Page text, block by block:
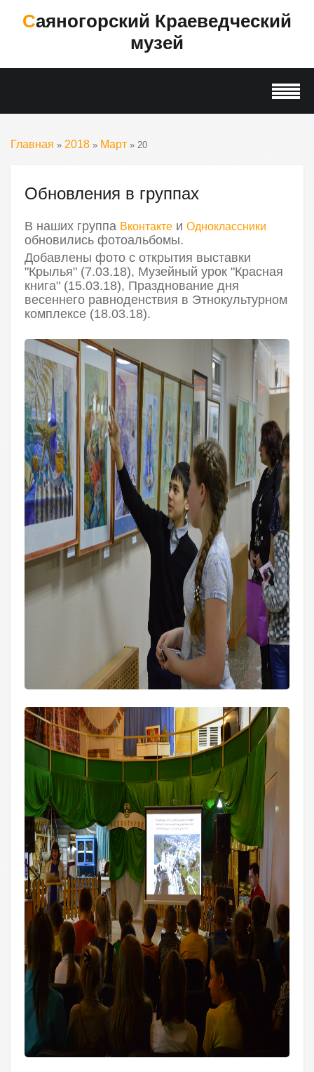
Саяногорский Краеведческий
музей
Главная » 2018 » Март » 20
Обновления в группах
В наших группа Вконтакте и Одноклассники
обновились фотоальбомы.
Добавлены фото с открытия выставки
"Крылья" (7.03.18), Музейный урок "Красная
книга" (15.03.18), Празднование дня
весеннего равноденствия в Этнокультурном
комплексе (18.03.18).